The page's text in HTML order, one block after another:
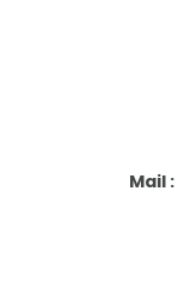
Mail :